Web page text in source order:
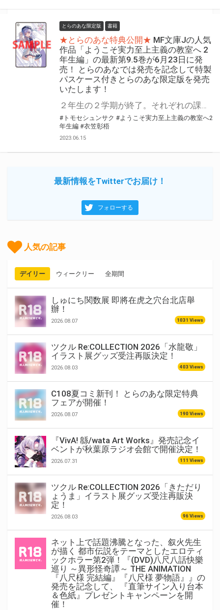
とらのあな限定版 書籍
★とらのあな特典公開★ MF文庫Jの人気
作品「ようこそ実力至上主義の教室へ 2
年生編」の最新第9.5巻が6月23日に発
売！ とらのあなでは発売を記念して特製
パスケース付きとらのあな限定版を発売
いたします！
#トモセシュンサク #ようこそ実力至上主義の教室へ2
年生編 #衣笠彰梧
2023.06.15
最新情報をTwitterでお届け！
フォローする
人気の記事
デイリー ウィークリー 全期間
しゅにち関数展 即將在虎之穴台北店舉
辦！
2026.08.07 1031 Views
ツクル Re:COLLECTION 2026「水龍敬」
イラスト展グッズ受注再販決定！
2026.08.03 403 Views
C108夏コミ新刊！ とらのあな限定特典
フェアが開催！
2026.08.07 190 Views
『VivA! 緜/wata Art Works』発売記念イ
ベントが秋葉原ラジオ会館で開催決定！
2026.07.31 111 Views
ツクル Re:COLLECTION 2026「きただり
ょうま」イラスト展グッズ受注再販決
定！
2026.08.03 96 Views
ネット上で話題沸騰となった、叙火先生
が描く 都市伝説をテーマとしたエロティ
ックホラー第2弾！『(DVD)八尺八話快樂
巡り ～異形怪奇譚～ THE ANIMATION
『八尺様 完結編』『八尺様 夢物語』』の
発売を記念して、 『直筆サイン入り台本
＆色紙』プレゼントキャンペーンを開
催！